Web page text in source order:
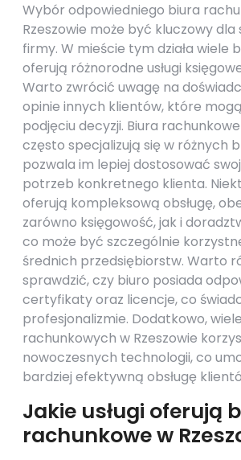
Wybór odpowiedniego biura
Rzeszowie może być kluczowy dla
firmy. W mieście tym działa wiele
oferują różnorodne usługi
Warto zwrócić uwagę na
opinie innych klientów, które
podjęciu decyzji. Biura
często specjalizują się w różnych
pozwala im lepiej dostosować
potrzeb konkretnego klienta.
oferują kompleksową obsługę,
zarówno księgowość, jak i
co może być szczególnie
średnich przedsiębiorstw. Warto
sprawdzić, czy biuro posiada
certyfikaty oraz licencje, co
profesjonalizmie. Dodatkowo,
rachunkowych w Rzeszowie
nowoczesnych technologii, co
bardziej efektywną obsługę
Jakie usługi oferują
rachunkowe w